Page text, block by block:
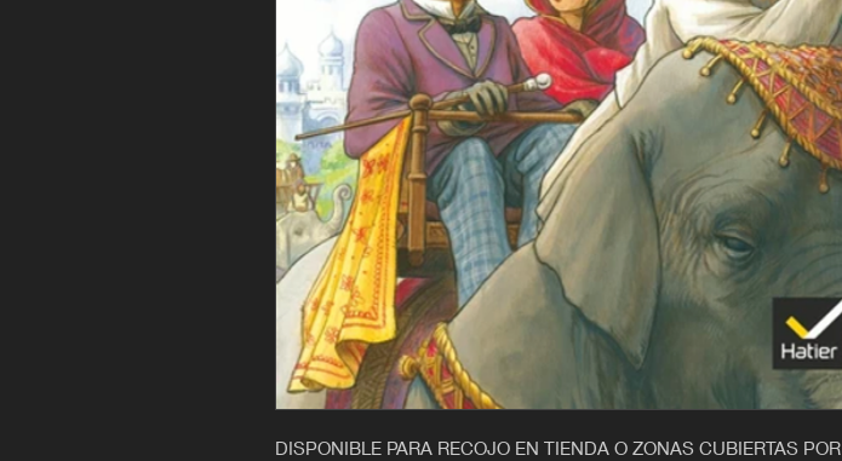
DISPONIBLE PARA RECOJO EN TIENDA O ZONAS CUBIERTAS POR